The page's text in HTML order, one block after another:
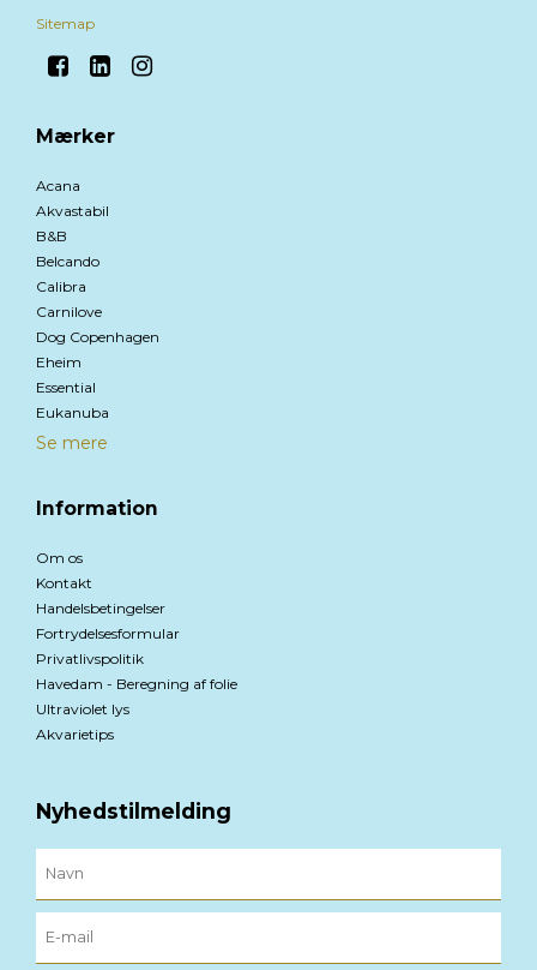
Sitemap
Mærker
Acana
Akvastabil
B&B
Belcando
Calibra
Carnilove
Dog Copenhagen
Eheim
Essential
Eukanuba
Se mere
Information
Om os
Kontakt
Handelsbetingelser
Fortrydelsesformular
Privatlivspolitik
Havedam - Beregning af folie
Ultraviolet lys
Akvarietips
Nyhedstilmelding